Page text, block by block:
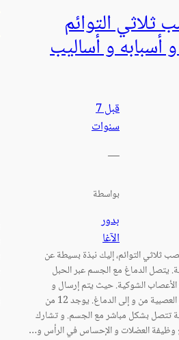
ثلاثي التوائم
أسبابه و أساليب
قبل 7
سنوات
—
بواسطة
بدور
الآغا
ثلاثي التوائم، إليك نبذة بسيطة عن
يتصل الدماغ مع الجسم عبر الحبل
الشوكية. حيث يتم إرسال و
استقبال الرسائل العصبية من و إلى الدماغ. يوجد 12 من
تتصل بشكل مباشر مع الجسم. و تشارك
وظيفة العضلات و الإحساس في الرأس و…